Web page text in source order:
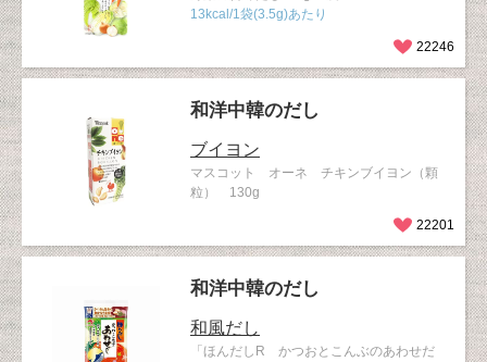
13kcal/1袋(3.5g)あたり
22246
和洋中韓のだし
ブイヨン
マスコット オーネ チキンブイヨン（顆
粒） 130g
22201
和洋中韓のだし
和風だし
「ほんだしR かつおとこんぶのあわせだ